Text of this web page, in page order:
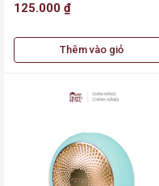
125.000 ₫
Thêm vào giỏ